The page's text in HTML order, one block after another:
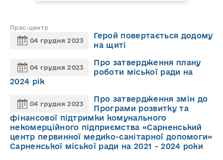
Прес-центр
04 грудня 2023
Герой повертається додому
на щиті
04 грудня 2023
Про затвердження плану
роботи міської ради на
2024 рік
04 грудня 2023
Про затвердження змін до
Програми розвитку та
фінансової підтримки комунального
некомерційного підприємства «Сарненський
центр первинної медико-санітарної допомоги»
Сарненської міської ради на 2021 - 2024 роки